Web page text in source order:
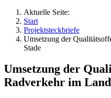
Aktuelle Seite:
Start
Projektsteckbriefe
Umsetzung der
Stade
Umsetzung der
Radverkehr im